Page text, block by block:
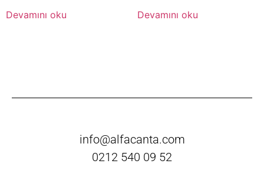
Devamını oku Devamını oku
info@alfacanta.com
0212 540 09 52